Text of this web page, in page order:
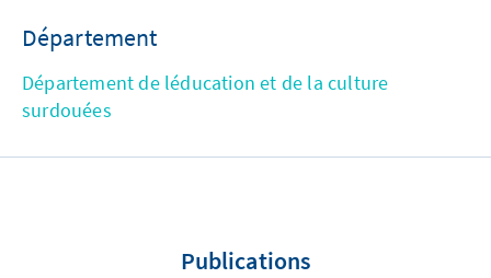
Département
Département de léducation et de la culture
surdouées
Publications